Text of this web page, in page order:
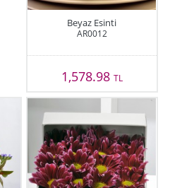
Beyaz Esinti
AR0012
1,578.98 TL